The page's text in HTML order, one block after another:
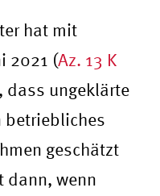
hat mit
2021 (Az. 13 K
dass ungeklärte
betriebliches
geschätzt
dann, wenn